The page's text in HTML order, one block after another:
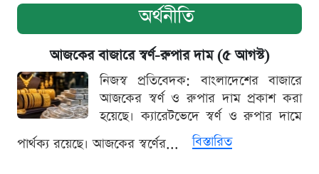
অর্থনীতি
আজকের বাজারে স্বর্ণ-রুপার দাম (৫ আগস্ট)
নিজস্ব প্রতিবেদক: বাংলাদেশের বাজারে
আজকের স্বর্ণ ও রুপার দাম প্রকাশ করা
হয়েছে। ক্যারেটভেদে স্বর্ণ ও রুপার দামে
পার্থক্য রয়েছে। আজকের স্বর্ণের...
বিস্তারিত